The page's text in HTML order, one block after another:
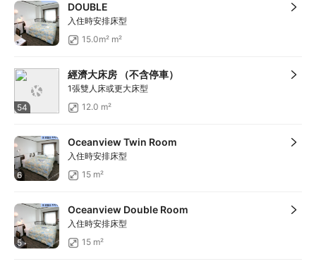
DOUBLE
入住時安排床型
15.0m² m²
54
經濟大床房 （不含停車）
1張雙人床或更大床型
12.0 m²
6
Oceanview Twin Room
入住時安排床型
15 m²
5
Oceanview Double Room
入住時安排床型
15 m²